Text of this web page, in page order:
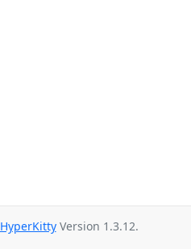
HyperKittyVersion 1.3.12.